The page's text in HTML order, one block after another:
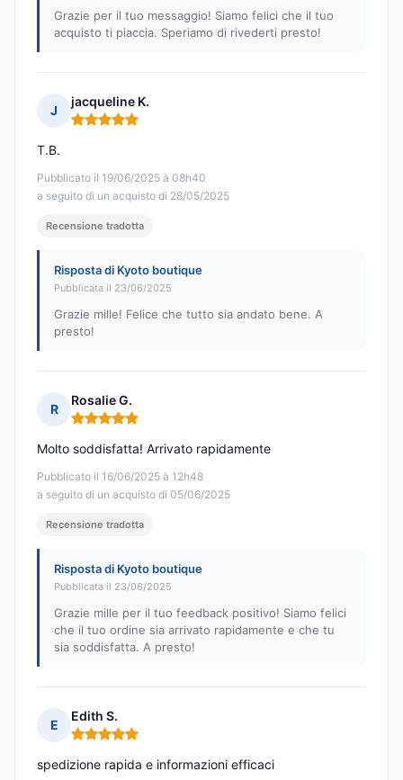
Grazie per il tuo messaggio! Siamo felici che il tuo
acquisto ti piaccia. Speriamo di rivederti presto!
J
jacqueline K.
Nota: 5 su 5
Pubblicato il 19/06/2025 à 08h40
a seguito di un acquisto di 28/05/2025
T.B.
Recensione tradotta
Risposta di Kyoto boutique
Pubblicata il 23/06/2025
Grazie mille! Felice che tutto sia andato bene. A
presto!
R
Rosalie G.
Nota: 5 su 5
Pubblicato il 16/06/2025 à 12h48
a seguito di un acquisto di 05/06/2025
Molto soddisfatta! Arrivato rapidamente
Recensione tradotta
Risposta di Kyoto boutique
Pubblicata il 23/06/2025
Grazie mille per il tuo feedback positivo! Siamo felici
che il tuo ordine sia arrivato rapidamente e che tu
sia soddisfatta. A presto!
E
Edith S.
Nota: 5 su 5
spedizione rapida e informazioni efficaci